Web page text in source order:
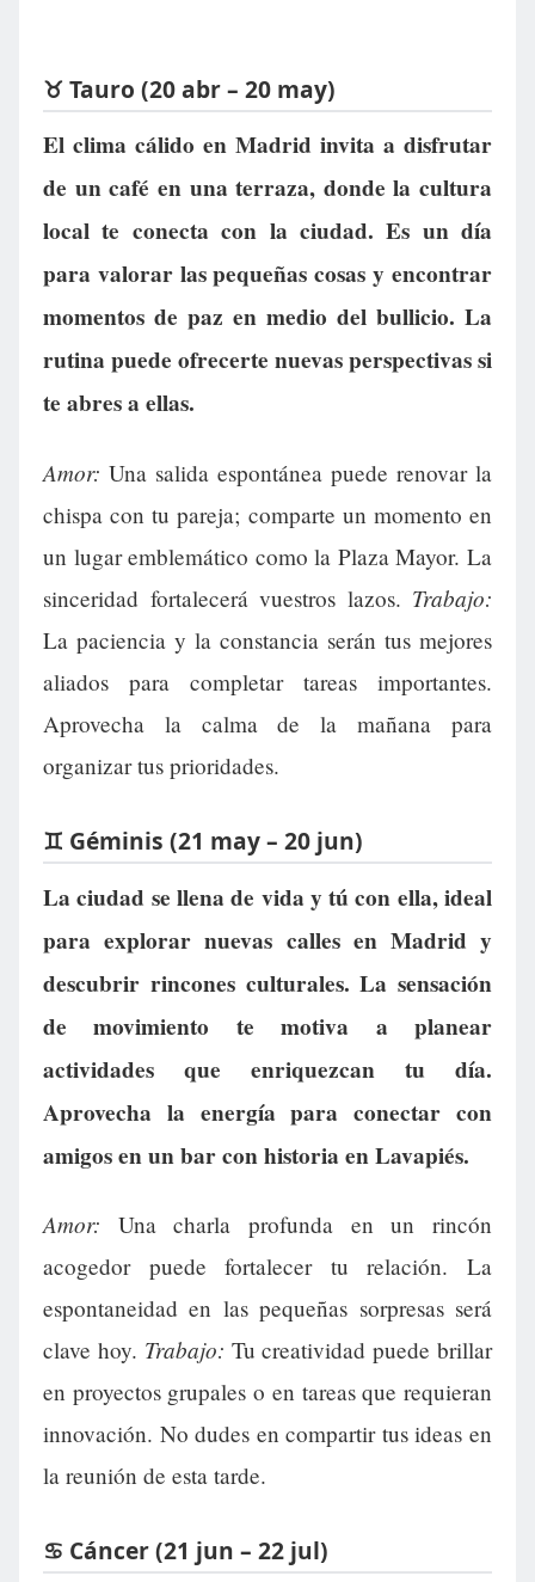
♉ Tauro (20 abr – 20 may)
El clima cálido en Madrid invita a disfrutar
de un café en una terraza, donde la cultura
local te conecta con la ciudad. Es un día
para valorar las pequeñas cosas y encontrar
momentos de paz en medio del bullicio. La
rutina puede ofrecerte nuevas perspectivas si
te abres a ellas.
Amor: Una salida espontánea puede renovar la
chispa con tu pareja; comparte un momento en
un lugar emblemático como la Plaza Mayor. La
sinceridad fortalecerá vuestros lazos. Trabajo:
La paciencia y la constancia serán tus mejores
aliados para completar tareas importantes.
Aprovecha la calma de la mañana para
organizar tus prioridades.
♊ Géminis (21 may – 20 jun)
La ciudad se llena de vida y tú con ella, ideal
para explorar nuevas calles en Madrid y
descubrir rincones culturales. La sensación
de movimiento te motiva a planear
actividades que enriquezcan tu día.
Aprovecha la energía para conectar con
amigos en un bar con historia en Lavapiés.
Amor: Una charla profunda en un rincón
acogedor puede fortalecer tu relación. La
espontaneidad en las pequeñas sorpresas será
clave hoy. Trabajo: Tu creatividad puede brillar
en proyectos grupales o en tareas que requieran
innovación. No dudes en compartir tus ideas en
la reunión de esta tarde.
♋ Cáncer (21 jun – 22 jul)